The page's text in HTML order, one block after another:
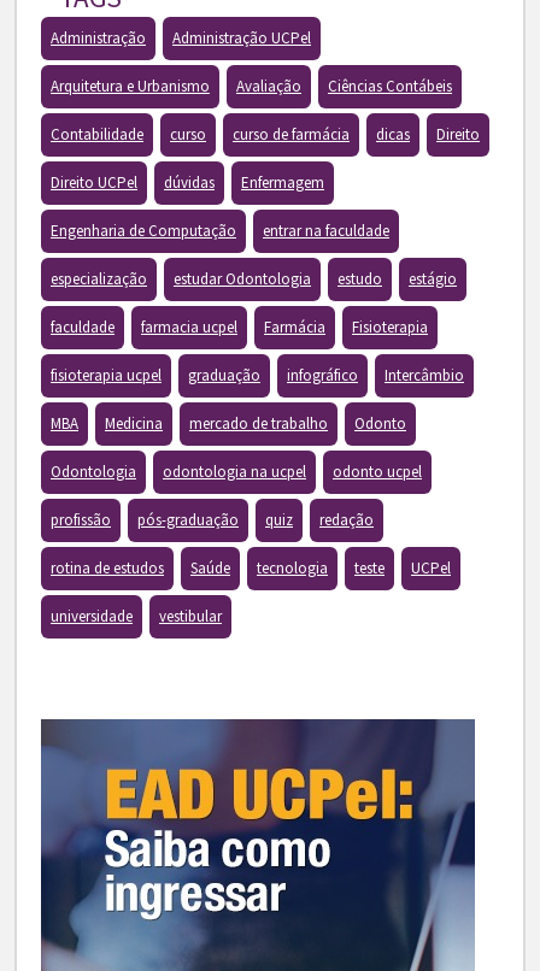
Administração Administração UCPel
Arquitetura e Urbanismo Avaliação Ciências Contábeis
Contabilidade curso curso de farmácia dicas Direito
Direito UCPel dúvidas Enfermagem
Engenharia de Computação entrar na faculdade
especialização estudar Odontologia estudo estágio
faculdade farmacia ucpel Farmácia Fisioterapia
fisioterapia ucpel graduação infográfico Intercâmbio
MBA Medicina mercado de trabalho Odonto
Odontologia odontologia na ucpel odonto ucpel
profissão pós-graduação quiz redação
rotina de estudos Saúde tecnologia teste UCPel
universidade vestibular